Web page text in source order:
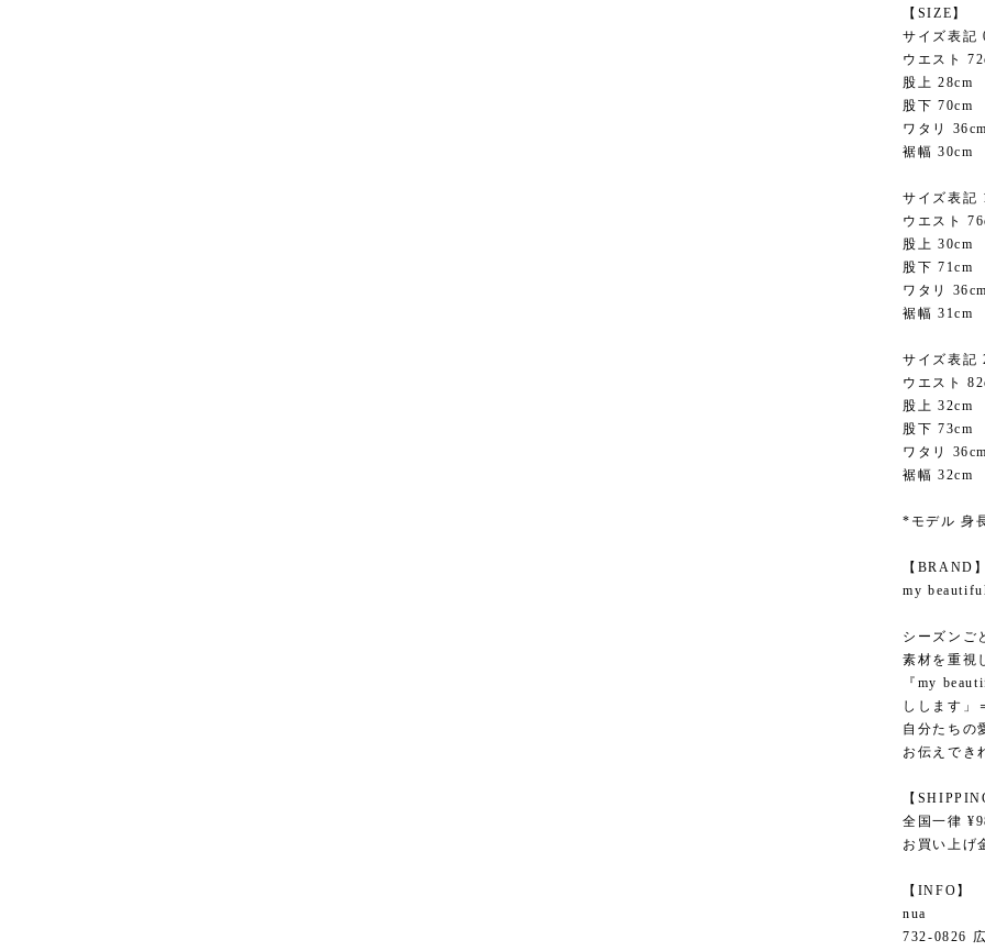
【SIZE】
サイズ表記
ウエスト
股上 28cm
股下 70cm
ワタリ 36cm
裾幅 30cm
サイズ表記
ウエスト
股上 30cm
股下 71cm
ワタリ 36cm
裾幅 31cm
サイズ表記
ウエスト
股上 32cm
股下 73cm
ワタリ 36cm
裾幅 32cm
*モデル 身
【BRAND】
my
シーズンご
素材を重視
『my
しします」
自分たちの
お伝えでき
【
全国一律
お買い上げ
【INFO】
nua
732-0826